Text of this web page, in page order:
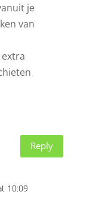
je
van
Reply
10:09